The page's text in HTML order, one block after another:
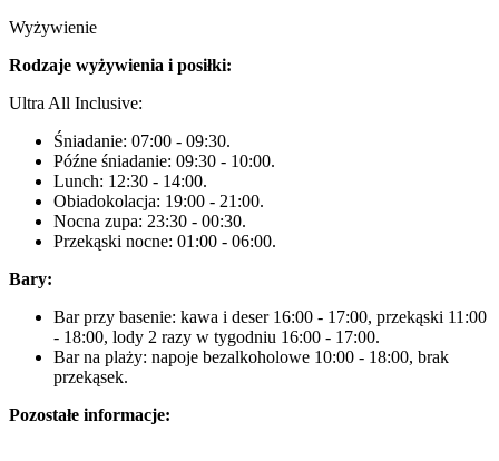
Wyżywienie
Rodzaje wyżywienia i posiłki:
Ultra All Inclusive:
Śniadanie: 07:00 - 09:30.
Późne śniadanie: 09:30 - 10:00.
Lunch: 12:30 - 14:00.
Obiadokolacja: 19:00 - 21:00.
Nocna zupa: 23:30 - 00:30.
Przekąski nocne: 01:00 - 06:00.
Bary:
Bar przy basenie: kawa i deser 16:00 - 17:00, przekąski 11:00
- 18:00, lody 2 razy w tygodniu 16:00 - 17:00.
Bar na plaży: napoje bezalkoholowe 10:00 - 18:00, brak
przekąsek.
Pozostałe informacje: